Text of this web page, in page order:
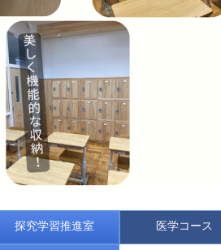
探究学習推進室 医学コース